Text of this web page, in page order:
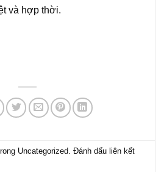
và hợp thời.
Uncategorized . Đánh dấuliên kết